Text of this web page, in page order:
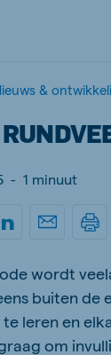
&
- 1 minuut
wordt
buiten de
leren en
om